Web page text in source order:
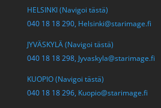
HELSINKI (Navigoi tästä)
040 18 18 290, Helsinki@starimage.fi
JYVÄSKYLÄ (Navigoi tästä)
040 18 18 298, Jyvaskyla@starimage.fi
KUOPIO (Navigoi tästä)
040 18 18 296, Kuopio@starimage.fi